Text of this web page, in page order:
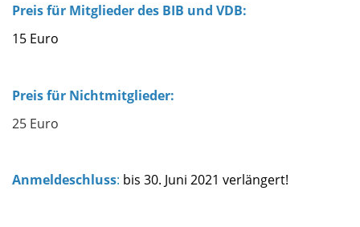
Preis für Mitglieder des BIB und VDB:
15 Euro
Preis für Nichtmitglieder:
25 Euro
Anmeldeschluss: bis 30. Juni 2021 verlängert!